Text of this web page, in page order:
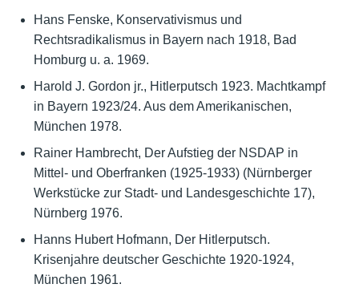
Hans Fenske, Konservativismus und
Rechtsradikalismus in Bayern nach 1918, Bad
Homburg u. a. 1969.
Harold J. Gordon jr., Hitlerputsch 1923. Machtkampf
in Bayern 1923/24. Aus dem Amerikanischen,
München 1978.
Rainer Hambrecht, Der Aufstieg der NSDAP in
Mittel- und Oberfranken (1925-1933) (Nürnberger
Werkstücke zur Stadt- und Landesgeschichte 17),
Nürnberg 1976.
Hanns Hubert Hofmann, Der Hitlerputsch.
Krisenjahre deutscher Geschichte 1920-1924,
München 1961.